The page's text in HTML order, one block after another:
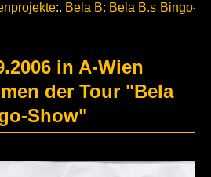
:. Bela B: Bela B.s Bingo-
in A-Wien
der Tour "Bela
Show"